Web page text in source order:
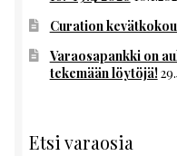
Curation
Varaosapankki on
tekemään löytöjä!
Etsi varaosia